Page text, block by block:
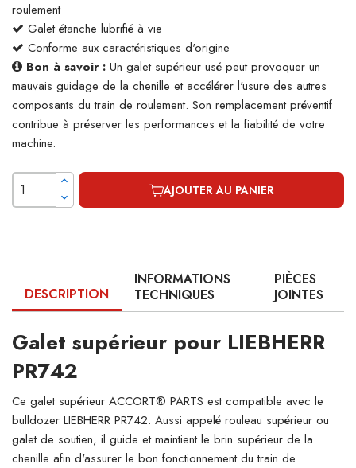
roulement
Galet étanche lubrifié à vie
Conforme aux caractéristiques d'origine
Bon à savoir : Un galet supérieur usé peut provoquer un
mauvais guidage de la chenille et accélérer l'usure des autres
composants du train de roulement. Son remplacement préventif
contribue à préserver les performances et la fiabilité de votre
machine.
AJOUTER AU PANIER
DESCRIPTION
INFORMATIONS
TECHNIQUES
PIÈCES
JOINTES
Galet supérieur pour LIEBHERR
PR742
Ce galet supérieur ACCORT® PARTS est compatible avec le
bulldozer LIEBHERR PR742. Aussi appelé rouleau supérieur ou
galet de soutien, il guide et maintient le brin supérieur de la
chenille afin d'assurer le bon fonctionnement du train de